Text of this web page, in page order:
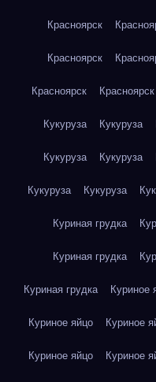
Красноярск
Красноярск
Красноярск Красноярск
Кукуруза Кукуруза
Кукуруза Кукуруза
Кукуруза Кукуруза
Куриная грудка
Куриная грудка
Куриная грудка Куриное
Куриное яйцо Куриное
Куриное яйцо Куриное